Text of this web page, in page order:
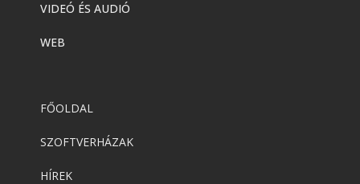
VIDEÓ ÉS AUDIÓ
WEB
FŐOLDAL
SZOFTVERHÁZAK
HÍREK